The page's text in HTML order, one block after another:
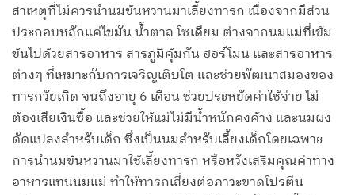
สาเหตุที่ไม่ควรนำนมข้นหวานมาเลี้ยงทารก เนื่องจากมีส่วน
ประกอบหลักแค่ไขมัน น้ำตาล โซเดียม ต่างจากนมแม่ที่เข้ม
ข้นไปด้วยสารอาหาร สารภูมิคุ้มกัน ฮอร์โมน และสารอาหาร
ต่างๆ ที่เหมาะกับการเจริญเติบโต และช่วยพัฒนาสมองของ
ทารกวัยเกิด จนถึงอายุ 6 เดือน ช่วยประหยัดค่าใช้จ่าย ไม่
ต้องเสียเงินซื้อ และช่วยให้แม่ไม่มีน้ำหนักคงค้าง และนมผง
ดัดแปลงสำหรับเด็ก ซึ่งเป็นนมสำหรับเลี้ยงเด็กโดยเฉพาะ
การนำนมข้นหวานมาใช้เลี้ยงทารก หรือหวังเสริมคุณค่าทาง
อาหารแทนนมแม่ ทำให้ทารกเสี่ยงต่อภาวะขาดโปรตีน